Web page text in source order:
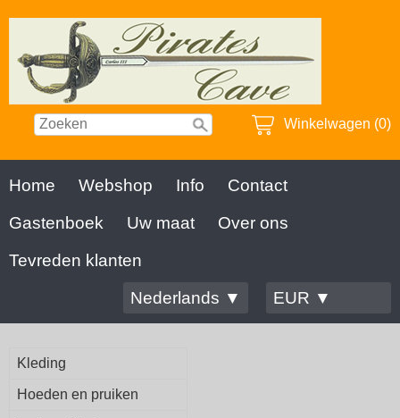
Winkelwagen (0)
Home Webshop Info
Contact
Gastenboek
Uw maat
Over ons
Tevreden klanten
Nederlands ▼
EUR ▼
Kleding
Hoeden en pruiken